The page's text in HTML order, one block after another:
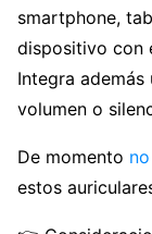
smartphone,
dispositivo con
Integra
volumen o
De momento
estos